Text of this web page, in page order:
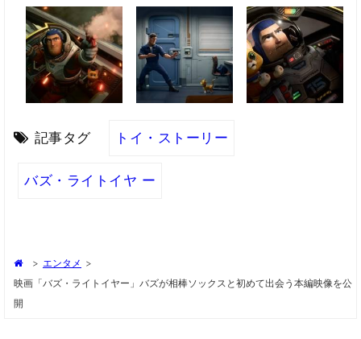
記事タグ トイ・ストーリー
バズ・ライトイヤ ー
> エンタメ >
映画「バズ・ライトイヤー」バズが相棒ソックスと初めて出会う本編映像を公
開